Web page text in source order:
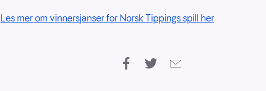
Les mer om vinnersjanser for Norsk Tippings spill her